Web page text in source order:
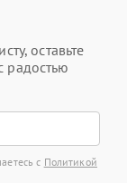
оставьте
радостью
с Политикой